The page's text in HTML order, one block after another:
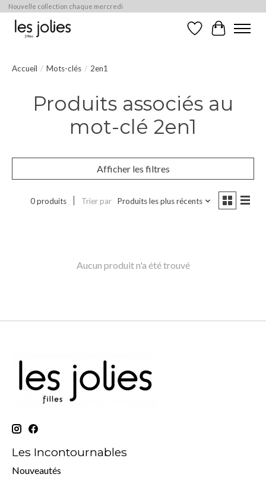
Nouvelle collection chaque mercredi
Liste de souhaits
Panier
Accueil / Mots-clés / 2en1
Produits associés au
mot-clé 2en1
Afficher les filtres
0 produits Trier par Produits les plus récents
Aucun produit n'a été trouvé
Les Incontournables
Nouveautés